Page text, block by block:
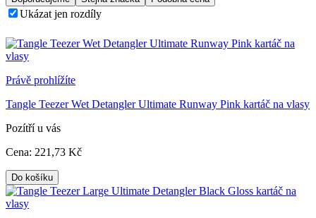
Ukázat jen rozdíly
Právě prohlížíte
Tangle Teezer Wet Detangler Ultimate Runway Pink kartáč na vlasy
Pozítří u vás
Cena: 221 ,73 Kč
Do košíku